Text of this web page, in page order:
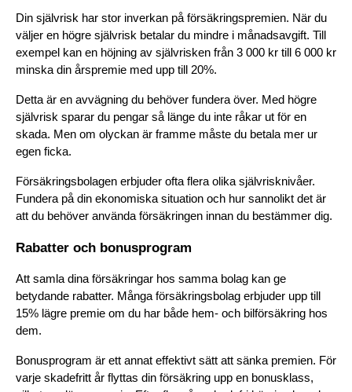
Din självrisk har stor inverkan på försäkringspremien. När du
väljer en högre självrisk betalar du mindre i månadsavgift. Till
exempel kan en höjning av självrisken från 3 000 kr till 6 000 kr
minska din årspremie med upp till 20%.
Detta är en avvägning du behöver fundera över. Med högre
självrisk sparar du pengar så länge du inte råkar ut för en
skada. Men om olyckan är framme måste du betala mer ur
egen ficka.
Försäkringsbolagen erbjuder ofta flera olika självrisknivåer.
Fundera på din ekonomiska situation och hur sannolikt det är
att du behöver använda försäkringen innan du bestämmer dig.
Rabatter och bonusprogram
Att samla dina försäkringar hos samma bolag kan ge
betydande rabatter. Många försäkringsbolag erbjuder upp till
15% lägre premie om du har både hem- och bilförsäkring hos
dem.
Bonusprogram är ett annat effektivt sätt att sänka premien. För
varje skadefritt år flyttas din försäkring upp en bonusklass,